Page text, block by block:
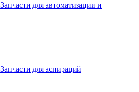
Запчасти для автоматизации и
Запчасти для аспираций